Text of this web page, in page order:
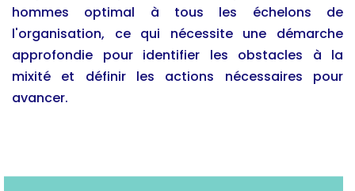
hommes optimal à tous les échelons de
l'organisation, ce qui nécessite une démarche
approfondie pour identifier les obstacles à la
mixité et définir les actions nécessaires pour
avancer.